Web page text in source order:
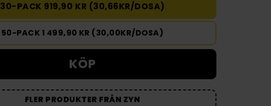
30-PACK 919,90 KR (30,66KR/DOSA)
50-PACK 1 499,90 KR (30,00KR/DOSA)
KÖP
FLER PRODUKTER FRÅN ZYN